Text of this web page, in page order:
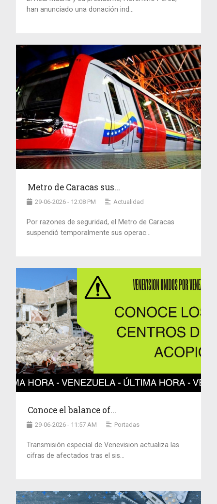
han anunciado una donación ind...
Metro de Caracas sus...
29-06-2026 - 12:08 PM Actualidad
Por razones de seguridad, el Metro de Caracas
suspendió temporalmente sus operac...
Conoce el balance of...
29-06-2026 - 11:57 AM Portadas
Transmisión especial de Venevision actualiza las
cifras de afectados tras el sis...